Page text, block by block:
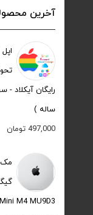
آخرین
ساله )
497,000 تومان
Mini M4 MU9D3